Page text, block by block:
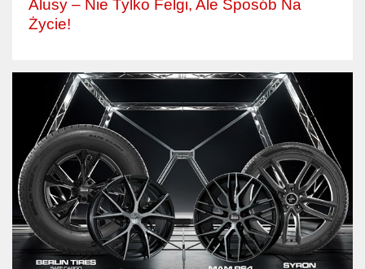
Alusy – Nie Tylko Felgi, Ale Sposób Na
Życie!